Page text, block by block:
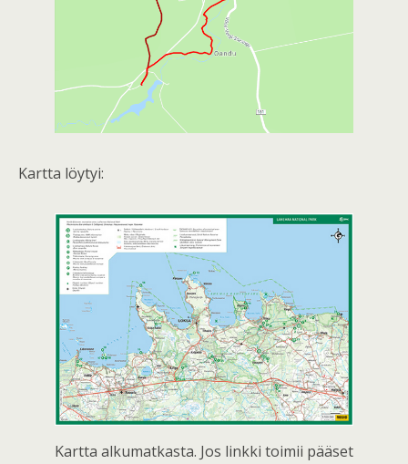
Kartta löytyi:
Kartta alkumatkasta. Jos linkki toimii pääset